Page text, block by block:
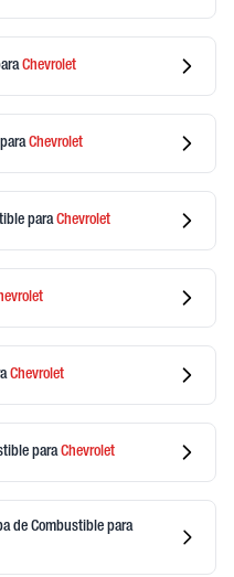
Chevrolet
paraChevrolet
paraChevrolet
Chevrolet
paraChevrolet
de Combustible para